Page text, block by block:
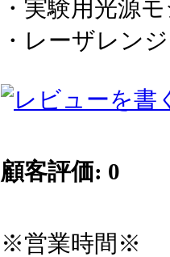
・実験用光源
・レーザレン
顧客評価: 0
※営業時間※